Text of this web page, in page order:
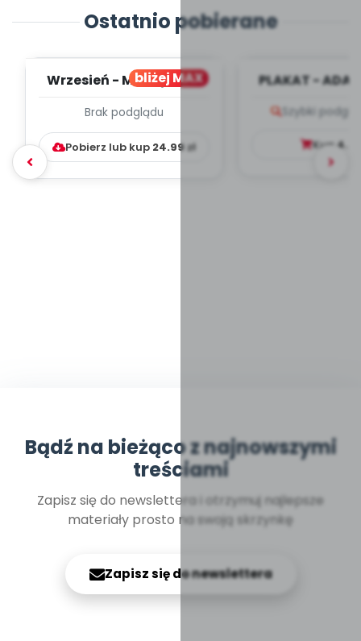
Ostatnio pobierane
bliżej MAX
Wrzesień - MIESIĘCZNY
WYCHOWAWCZO –
DYDAKTYC...
Brak podglądu
Pobierz lub kup 24.99zł
PLAKAT -
Szybki
Kup
Bądź na bieżąco z najnowszymi
treściami
Zapisz się do newslettera i otrzymuj najlepsze
materiały prosto na swoją skrzynkę
Zapisz się do newslettera